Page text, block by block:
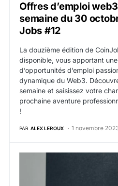
Offres d’emploi
semaine du 30
Jobs #12
La douzième édition de
disponible, vous apportant
d’opportunités d’emploi
dynamique du Web3.
semaine et saisissez votre
prochaine aventure
!
PAR ALEX LEROUX 1 novembre
Le co-fondateur et